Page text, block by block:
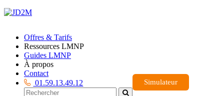
Offres & Tarifs
Ressources LMNP
Guides LMNP
À propos
Contact
01.59.13.49.12
Simulateur